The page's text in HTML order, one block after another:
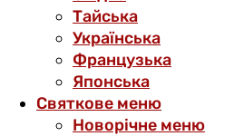
Тайська
Українська
Французька
Японська
Святкове меню
Новорічне меню